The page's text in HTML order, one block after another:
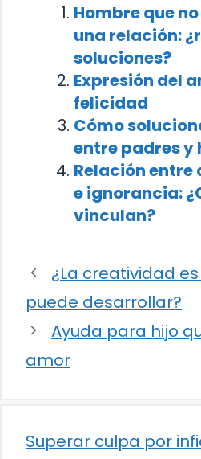
Hombre que
una relación:
soluciones?
Expresión del
felicidad
Cómo
entre padres y
Relación
e ignorancia:
vinculan?
¿La creatividad
puede desarrollar?
Ayuda para hijo
amor
Superar culpa por